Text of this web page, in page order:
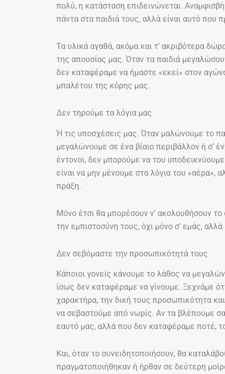
πολύ, η κατάσταση επιδεινώνεται.
πάντα στα παιδιά τους, αλλά είναι αυτό που
Τα υλικά αγαθά, ακόμα και τ’ ακριβότερα
της απουσίας μας. Όταν τα παιδιά
δεν καταφέραμε να ήμαστε «εκεί» στον
μπαλέτου της κόρης μας.
Δεν τηρούμε τα λόγια μας
Ή τις υποσχέσεις μας. Όταν μαλώνουμε το
μεγαλώνουμε σε ένα βίαιο περιβάλλον ή σ’
έντονοι, δεν μπορούμε να του
είναι να μην μένουμε στα λόγια του «αέρα»,
πράξη.
Μόνο έτσι θα μπορέσουν ν’ ακολουθήσουν
την εμπιστοσύνη τους, όχι μόνο σ’ εμάς,
Δεν σεβόμαστε την προσωπικότητά τους
Κάποιοι γονείς κάνουμε το λάθος να
ίσως δεν καταφέραμε να γίνουμε. Ξεχνάμε
χαρακτήρα, την δική τους προσωπικότητα
να σεβαστούμε από νωρίς. Αν τα βλέπουμε
εαυτό μας, αλλά που δεν καταφέραμε ποτέ,
Και, όταν το συνειδητοποιήσουν, θα
πραγματοποιήθηκαν ή ήρθαν σε δεύτερη